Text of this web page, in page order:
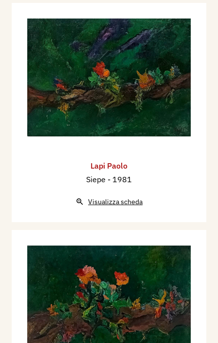
Lapi Paolo
Siepe - 1981
Visualizza scheda